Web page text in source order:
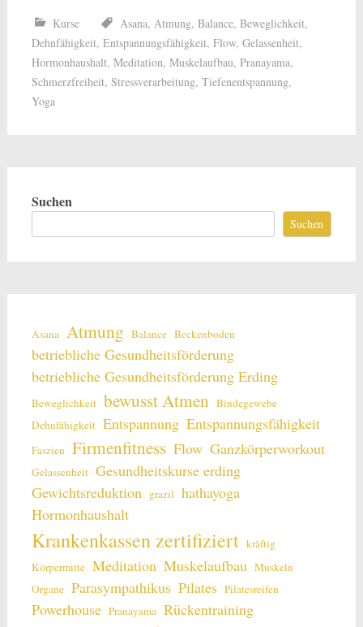
Kurse Asana, Atmung, Balance, Beweglichkeit,
Dehnfähigkeit, Entspannungsfähigkeit, Flow, Gelassenheit,
Hormonhaushalt, Meditation, Muskelaufbau, Pranayama,
Schmerzfreiheit, Stressverarbeitung, Tiefenentspannung,
Yoga
Suchen
Suchen
Asana Atmung Balance Beckenboden
betriebliche Gesundheitsförderung
betriebliche Gesundheitsförderung Erding
Beweglichkeit bewusst Atmen
Bindegewebe
Dehnfähigkeit Entspannung Entspannungsfähigkeit
Faszien Firmenfitness Flow Ganzkörperworkout
Gelassenheit Gesundheitskurse erding
Gewichtsreduktion
grazil hathayoga
Hormonhaushalt
Krankenkassen zertifiziert kräftig
Körpermitte Meditation Muskelaufbau Muskeln
Organe Parasympathikus Pilates Pilatesreifen
Powerhouse Pranayama Rückentraining